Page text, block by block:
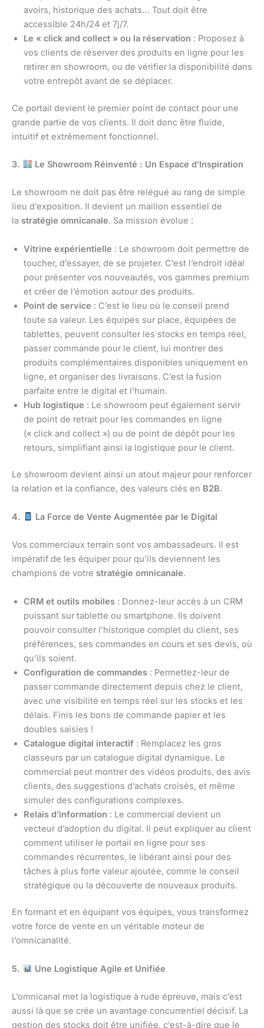
avoirs, historique des achats… Tout doit être
accessible 24h/24 et 7j/7.
Le « click and collect » ou la réservation : Proposez à
vos clients de réserver des produits en ligne pour les
retirer en showroom, ou de vérifier la disponibilité dans
votre entrepôt avant de se déplacer.
Ce portail devient le premier point de contact pour une
grande partie de vos clients. Il doit donc être fluide,
intuitif et extrêmement fonctionnel.
3. Le Showroom Réinventé : Un Espace d’Inspiration
Le showroom ne doit pas être relégué au rang de simple
lieu d’exposition. Il devient un maillon essentiel de
la stratégie omnicanale. Sa mission évolue :
Vitrine expérientielle : Le showroom doit permettre de
toucher, d’essayer, de se projeter. C’est l’endroit idéal
pour présenter vos nouveautés, vos gammes premium
et créer de l’émotion autour des produits.
Point de service : C’est le lieu où le conseil prend
toute sa valeur. Les équipes sur place, équipées de
tablettes, peuvent consulter les stocks en temps réel,
passer commande pour le client, lui montrer des
produits complémentaires disponibles uniquement en
ligne, et organiser des livraisons. C’est la fusion
parfaite entre le digital et l’humain.
Hub logistique : Le showroom peut également servir
de point de retrait pour les commandes en ligne
(« click and collect ») ou de point de dépôt pour les
retours, simplifiant ainsi la logistique pour le client.
Le showroom devient ainsi un atout majeur pour renforcer
la relation et la confiance, des valeurs clés en B2B.
4. La Force de Vente Augmentée par le Digital
Vos commerciaux terrain sont vos ambassadeurs. Il est
impératif de les équiper pour qu’ils deviennent les
champions de votre stratégie omnicanale.
CRM et outils mobiles : Donnez-leur accès à un CRM
puissant sur tablette ou smartphone. Ils doivent
pouvoir consulter l’historique complet du client, ses
préférences, ses commandes en cours et ses devis, où
qu’ils soient.
Configuration de commandes : Permettez-leur de
passer commande directement depuis chez le client,
avec une visibilité en temps réel sur les stocks et les
délais. Finis les bons de commande papier et les
doubles saisies !
Catalogue digital interactif : Remplacez les gros
classeurs par un catalogue digital dynamique. Le
commercial peut montrer des vidéos produits, des avis
clients, des suggestions d’achats croisés, et même
simuler des configurations complexes.
Relais d’information : Le commercial devient un
vecteur d’adoption du digital. Il peut expliquer au client
comment utiliser le portail en ligne pour ses
commandes récurrentes, le libérant ainsi pour des
tâches à plus forte valeur ajoutée, comme le conseil
stratégique ou la découverte de nouveaux produits.
En formant et en équipant vos équipes, vous transformez
votre force de vente en un véritable moteur de
l’omnicanalité.
5. Une Logistique Agile et Unifiée
L’omnicanal met la logistique à rude épreuve, mais c’est
aussi là que se crée un avantage concurrentiel décisif. La
gestion des stocks doit être unifiée, c’est-à-dire que le